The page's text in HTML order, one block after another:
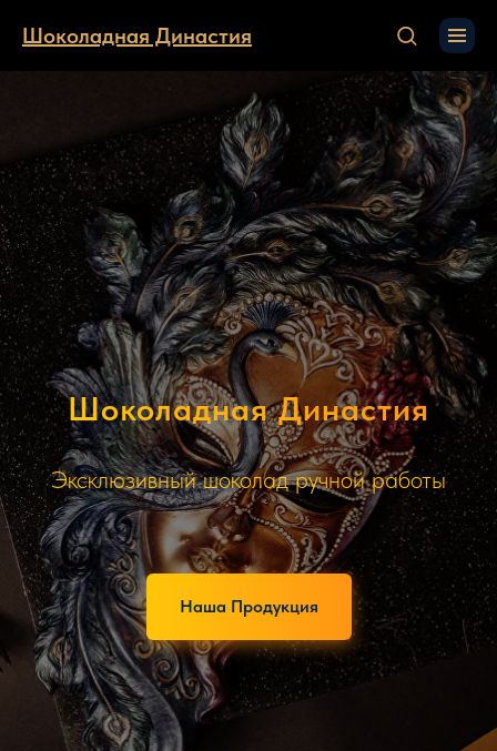
Шоколадная Династия
Шоколадная Династия
Эксклюзивный шоколад ручной работы
Наша Продукция